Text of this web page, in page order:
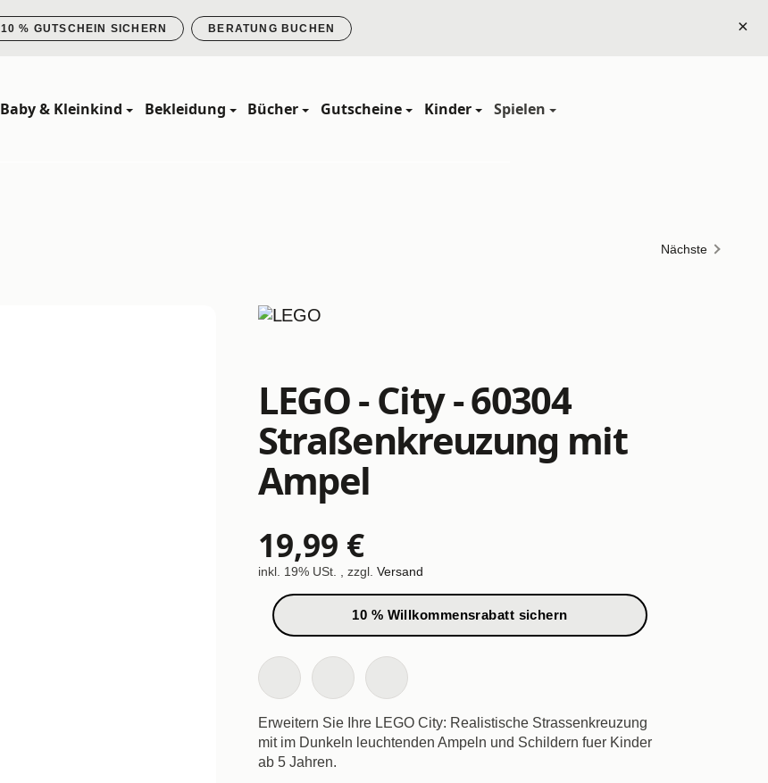
10 % GUTSCHEIN SICHERN BERATUNG BUCHEN ×
Baby & Kleinkind Bekleidung Bücher Gutscheine Kinder Spielen
Nächste
LEGO - City - 60304
Straßenkreuzung mit
Ampel
19,99 €
inkl. 19% USt. , zzgl. Versand
10 % Willkommensrabatt sichern
Erweitern Sie Ihre LEGO City: Realistische Strassenkreuzung
mit im Dunkeln leuchtenden Ampeln und Schildern fuer Kinder
ab 5 Jahren.